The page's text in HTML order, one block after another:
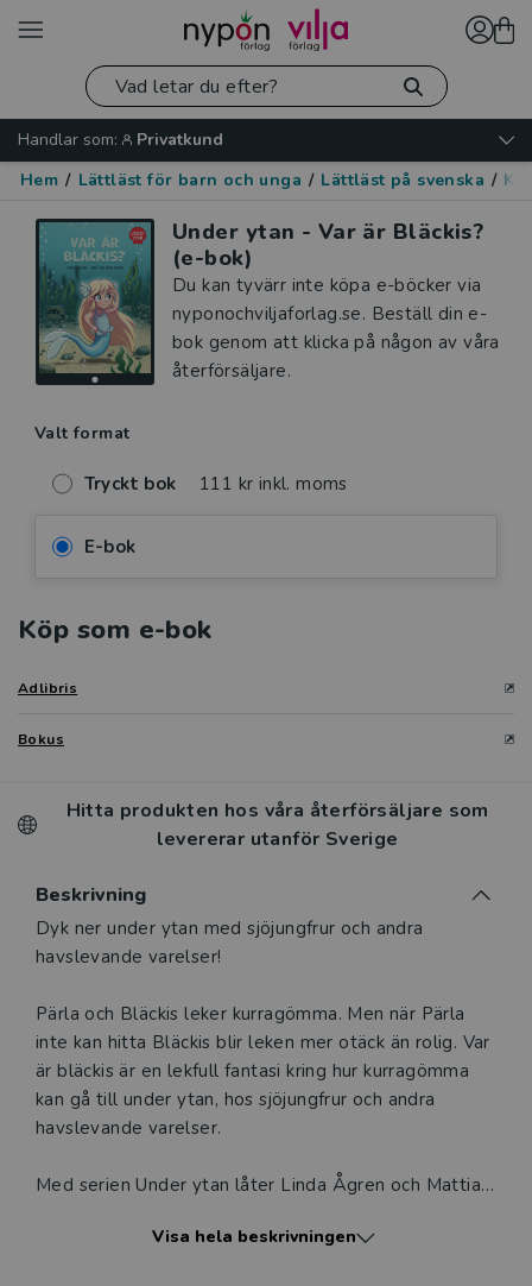
Handlar som:
Privatkund
Hem / Lättläst för barn och unga / Lättläst på svenska /
Under ytan - Var är Bläckis?
(e-bok)
Du kan tyvärr inte köpa e-böcker via
nyponochviljaforlag.se. Beställ din e-
bok genom att klicka på någon av våra
återförsäljare.
Valt format
Tryckt bok 111 kr inkl. moms
E-bok
Köp som e-bok
Adlibris
Bokus
Hitta produkten hos våra återförsäljare som
levererar utanför Sverige
Beskrivning
Beskrivning
Dyk ner under ytan med sjöjungfrur och andra
havslevande varelser!
Pärla och Bläckis leker kurragömma. Men när Pärla
inte kan hitta Bläckis blir leken mer otäck än rolig. Var
är bläckis är en lekfull fantasi kring hur kurragömma
kan gå till under ytan, hos sjöjungfrur och andra
havslevande varelser.
Med serien Under ytan låter Linda Ågren och Mattias
och lekfulla äventyr i havets djup. De gör helt vanliga
Visa hela beskrivningen